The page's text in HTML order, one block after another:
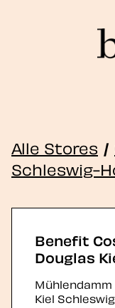
Alle Stores /
Schleswig-
Benefit
Douglas
Mühlendamm
Kiel